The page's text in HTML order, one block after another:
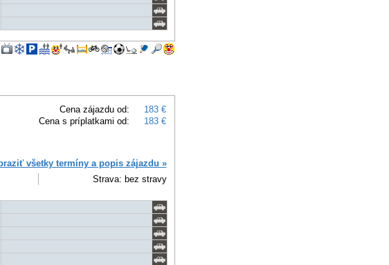
Cena zájazdu od:
183 €
Cena s príplatkami od:
183 €
všetky termíny a popis zájazdu »
Strava: bez stravy